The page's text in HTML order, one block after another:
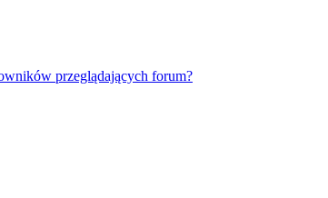
przeglądających forum?